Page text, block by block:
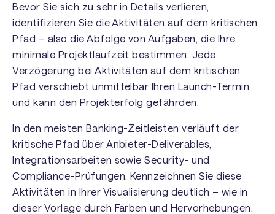
Bevor Sie sich zu sehr in Details verlieren,
identifizieren Sie die Aktivitäten auf dem kritischen
Pfad – also die Abfolge von Aufgaben, die Ihre
minimale Projektlaufzeit bestimmen. Jede
Verzögerung bei Aktivitäten auf dem kritischen
Pfad verschiebt unmittelbar Ihren Launch-Termin
und kann den Projekterfolg gefährden.
In den meisten Banking-Zeitleisten verläuft der
kritische Pfad über Anbieter-Deliverables,
Integrationsarbeiten sowie Security- und
Compliance-Prüfungen. Kennzeichnen Sie diese
Aktivitäten in Ihrer Visualisierung deutlich – wie in
dieser Vorlage durch Farben und Hervorhebungen.